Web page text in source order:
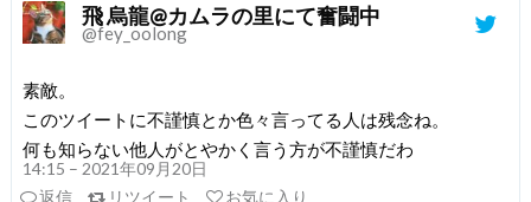
飛 烏龍@カムラの里にて奮闘中
@fey_oolong
素敵。
このツイートに不謹慎とか色々言ってる人は残念ね。
何も知らない他人がとやかく言う方が不謹慎だわ
14:15 – 2021年09月20日
返信
リツイート お気に入り